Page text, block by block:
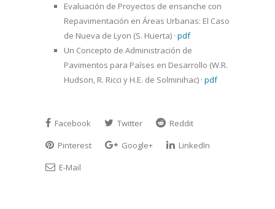
Evaluación de Proyectos de ensanche con
Repavimentación en Áreas Urbanas: El Caso
de Nueva de Lyon (S. Huerta) · pdf
Un Concepto de Administración de
Pavimentos para Países en Desarrollo (W.R.
Hudson, R. Ricci y H.E. de Solminihac) · pdf
Facebook Twitter
Reddit
Pinterest
Google+
LinkedIn
E-Mail